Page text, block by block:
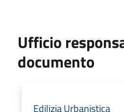
Ufficio
documento
Edilizia Urbanistica